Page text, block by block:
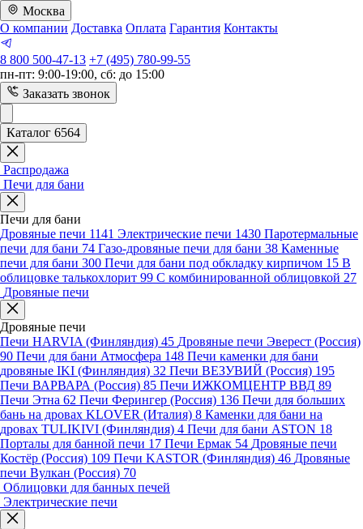
Москва
О компании Доставка Оплата Гарантия Контакты
8 800 500-47-13 +7 (495) 780-99-55
пн-пт: 9:00-19:00, сб: до 15:00
Заказать звонок
Каталог 6564
Распродажа
Печи для бани
Печи для бани
Дровяные печи 1141 Электрические печи 1430 Паротермальные
печи для бани 74 Газо-дровяные печи для бани 38 Каменные
печи для бани 300 Печи для бани под обкладку кирпичом 15 В
облицовке талькохлорит 99 С комбинированной облицовкой 27
Дровяные печи
Дровяные печи
Печи HARVIA (Финляндия) 45 Дровяные печи Эверест (Россия)
90 Печи для бани Атмосфера 148 Печи каменки для бани
дровяные IKI (Финляндия) 32 Печи ВЕЗУВИЙ (Россия) 195
Печи ВАРВАРА (Россия) 85 Печи ИЖКОМЦЕНТР ВВД 89
Печи Этна 62 Печи Ферингер (Россия) 136 Печи для больших
бань на дровах KLOVER (Италия) 8 Каменки для бани на
дровах TULIKIVI (Финляндия) 4 Печи для бани ASTON 18
Порталы для банной печи 17 Печи Ермак 54 Дровяные печи
Костёр (Россия) 109 Печи KASTOR (Финляндия) 46 Дровяные
печи Вулкан (Россия) 70
Облицовки для банных печей
Электрические печи